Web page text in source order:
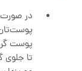
در صورت
پوست
تا جلوی